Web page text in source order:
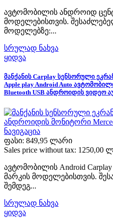
ავტომობილის ანდროიდ
მოდელებისთვის.
მოდელებზე:...
სრულად ნახვა
ყიდვა
მანქანის Carplay სენსორული
Apple play Android Auto
Bluetooth USB ანდროიდის ვიდეო
ფასი: 849,95 ლარი
Sales price without tax: 1250,00
ავტომობილის Android Carplay
მარკის მოდელებისთვის.
შემდეგ...
სრულად ნახვა
ყიდვა